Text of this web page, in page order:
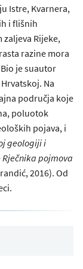
Istre, Kvarnera,
i flišnih
Rijeke,
razine mora
je suautor
Na
područja koje
poluotok
pojava, i
geologiji i
Rječnika pojmova
2016). Od